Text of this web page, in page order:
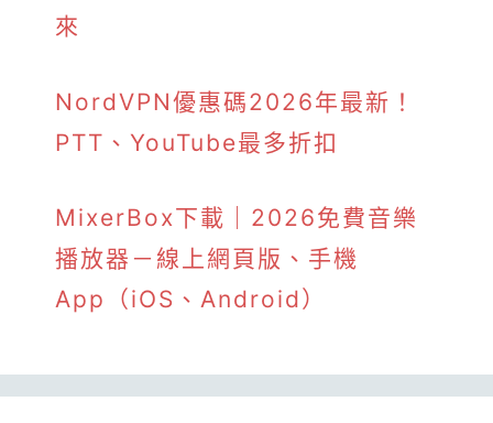
來
NordVPN優惠碼2026年最新！
PTT、YouTube最多折扣
MixerBox下載｜2026免費音樂
播放器－線上網頁版、手機
App（iOS、Android）